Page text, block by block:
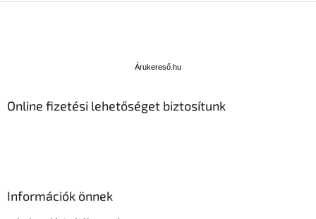
r
Árukereső.hu
Online fizetési lehetőséget biztosítunk
Információk önnek